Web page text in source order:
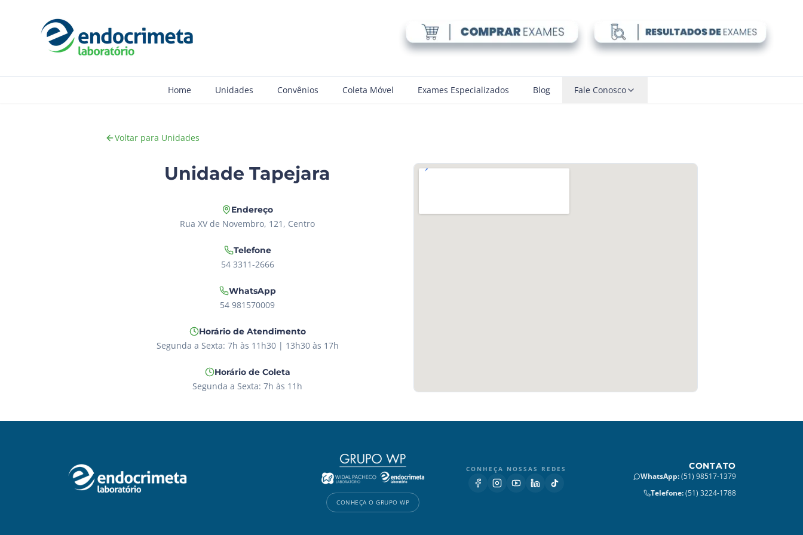
Home Unidades Convênios Coleta Móvel Exames Especializados Blog Fale Conosco
Voltar para Unidades
Unidade Tapejara
Endereço
Rua XV de Novembro, 121, Centro
Telefone
54 3311-2666
WhatsApp
54 981570009
Horário de Atendimento
Segunda a Sexta: 7h às 11h30 | 13h30 às 17h
Horário de Coleta
Segunda a Sexta: 7h às 11h
CONHEÇA O GRUPO WP
CONHEÇA NOSSAS REDES CONTATO
WhatsApp:(51) 98517-1379
Telefone:(51) 3224-1788